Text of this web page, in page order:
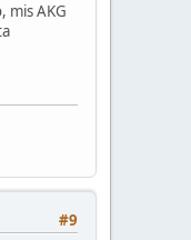
mis AKG
#9